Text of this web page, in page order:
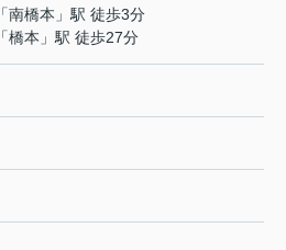
「南橋本 」駅 徒歩3分
「橋本 」駅 徒歩27分